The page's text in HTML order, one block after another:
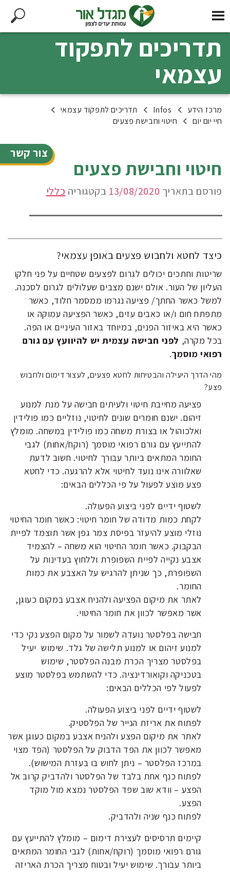
צור קשר
תדריכים לתפקוד
עצמאי
מרכז הידע Infos
תדריכים לתפקוד עצמאי
חיי יום יום
חיטוי וחבישת פצעים
חיטוי וחבישת פצעים
פורסם בתאריך 13/08/2020 בקטגוריה כללי
כיצד לחטא ולחבוש פצעים באופן עצמאי?
שריטות וחתכים יכולים לגרום לפצעים שטחיים על פני חלקו
העליון של העור. אולם ישנם מצבים שעלולים לגרום לסכנה.
למשל כאשר החתך/ פציעה נגרמו ממסמר חלוד, כאשר
מתפתח חום ו/או כאבים עזים, כאשר הפציעה עמוקה או
כאשר היא באיזור הפנים, במיוחד באזור העיניים או הפה.
בכל מקרה, לפני חבישה עצמית יש להיוועץ עם גורם
רפואי מוסמך.
מהי הדרך היעילה והבטיחות לחטא פצעים, לעצור דימום ולחבוש
פצע?
פציעה מחייבת חיטוי ולעיתים חבישה על מנת למנוע
זיהום. ישנם חומרים שונים לחיטוי, נוזליים כמו פולידין
ואלכוהול או בצורת משחה כמו פולידין במשחה. מומלץ
להתייעץ עם גורם רפואי מוסמך (רוקח/אחות) לגבי
החומר המתאים ביותר עבורך לחיטוי. חשוב לדעת
שאלוורה אינו נועד לחיטוי אלא להרגעה. כדי לחטא
פצע מוצע לפעול על פי הכללים הבאים:
לשטוף ידיים לפני ביצוע הפעולה.
לקחת כמות מדודה של חומר חיטוי: כאשר חומר החיטוי
נוזלי מוצע להיעזר בפיסת צמר גפן אשר תוצמד לפיית
הבקבוק. כאשר חומר החיטוי הוא משחה – להצמיד
אצבע נקייה לפיית השפופרת וללחוץ בעדינות על
השפופרת, כך שניתן להרגיש על האצבע את כמות
החומר.
לאתר את מיקום הפציעה ולהניח אצבע במקום כעוגן,
אשר מאפשר לכוון את חומר החיטוי.
חבישה בפלסטר נועדה לשמור על מקום הפצע נקי כדי
למנוע זיהום או למנוע תלישה של גלד. שימוש יעיל
בפלסטר מצריך הכרת מבנה הפלסטר, שימוש
בטכניקה וקואורדינציה. כדי להשתמש בפלסטר מוצע
לפעול לפי הכללים הבאים:
לשטוף ידיים לפני ביצוע הפעולה.
לפתוח את אריזת הנייר של הפלסטיק.
לאתר את מיקום הפצע ולהניח אצבע במקום כעוגן אשר
מאפשר לכוון את הפד הדבוק על הפלסטר (הפד מצוי
במרכז הפלסטר – ניתן לחוש בו בעזרת המישוש).
לפתוח כנף אחת בלבד של הפלסטר ולהדביק קרוב אל
הפצע – וודא שוב שפד הפלסטר נמצא מול מוקד
הפצע.
לפתוח כנף שניה ולהדביק.
קיימים תרסיסים לעצירת דימום – מומלץ להתייעץ עם
גורם רפואי מוסמך (רוקח/אחות) לגבי החומר המתאים
ביותר עבורך. שימוש יעיל ובטוח מצריך הכרת האריזה